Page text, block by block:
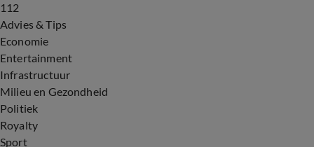
112
Advies & Tips
Economie
Entertainment
Infrastructuur
Milieu en Gezondheid
Politiek
Royalty
Sport